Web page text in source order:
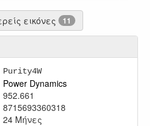
εικόνες 11
Purity4W
Power Dynamics
952.661
8715693360318
24 Μήνες